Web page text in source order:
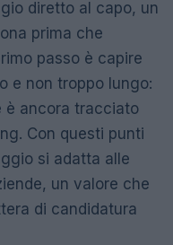
diretto al capo, un
prima che
passo è capire
e non troppo lungo:
è ancora tracciato
Con questi punti
si adatta alle
un valore che
di candidatura